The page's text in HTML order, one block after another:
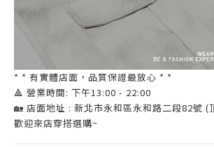
* * 有實體店面，品質保證最放心 * *
🔺 營業時間: 下午13:00 - 22:00
🏡 店面地址 : 新北市永和區永和路二段82號 (
歡迎來店穿搭選購~